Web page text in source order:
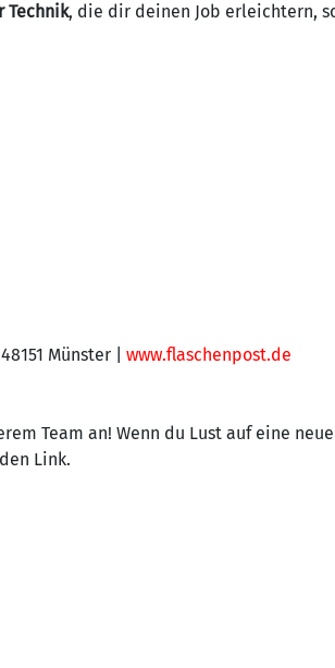
Technik, die dir deinen Job erleichtern,
Münster | www.flaschenpost.de
Team an! Wenn du Lust auf eine
Link.